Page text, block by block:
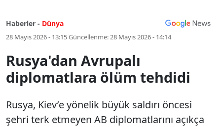
Haberler - Dünya
28 Mayıs 2026 - 13:15Güncellenme:28 Mayıs 2026 - 14:14
Rusya'dan Avrupalı
diplomatlara ölüm tehdidi
Rusya, Kiev’e yönelik büyük saldırı öncesi
şehri terk etmeyen AB diplomatlarını açıkça